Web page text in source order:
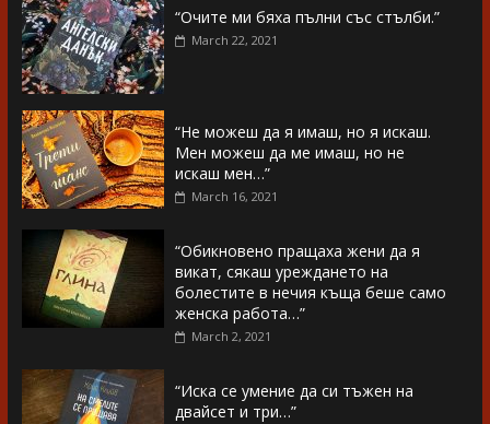
“Очите ми бяха пълни със стълби.”
March 22, 2021
“Не можеш да я имаш, но я искаш.
Мен можеш да ме имаш, но не
искаш мен…”
March 16, 2021
“Обикновено пращаха жени да я
викат, сякаш уреждането на
болестите в нечия къща беше само
женска работа…”
March 2, 2021
“Иска се умение да си тъжен на
двайсет и три…”